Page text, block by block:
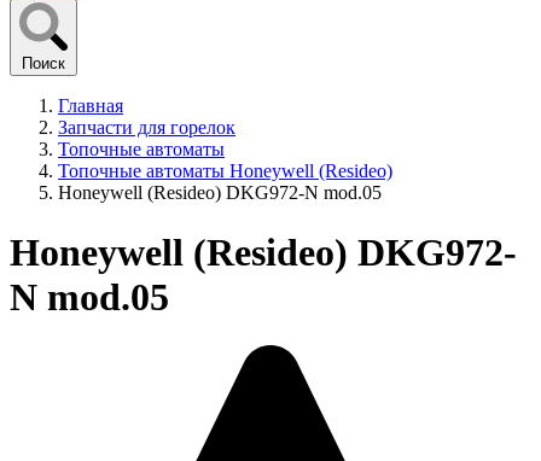
Поиск
Главная
Запчасти для горелок
Топочные автоматы
Топочные автоматы Honeywell (Resideo)
Honeywell (Resideo) DKG972-N mod.05
Honeywell (Resideo) DKG972-
N mod.05